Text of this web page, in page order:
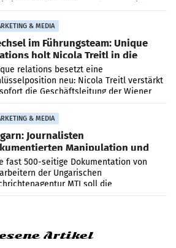
& MEDIA
im Führungsteam: Unique
holt Nicola Treitl in die
relations besetzt eine
neu: Nicola Treitl verstärkt
die Geschäftsleitung der Wiener
Agentur an der Seite von Josef Kalina und
Kalina-Mahr.
& MEDIA
Journalisten
Manipulation und
fast 500-seitige Dokumentation von
der Ungarischen
MTI soll die
Nachrichten-Manipulation und
Artikel